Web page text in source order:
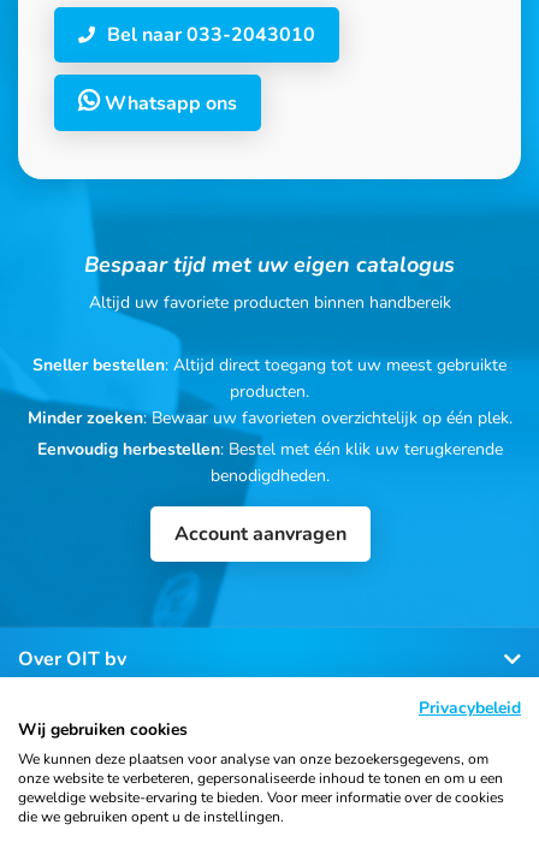
Bel naar 033-2043010
Whatsapp ons
Bespaar tijd met uw eigen catalogus
Altijd uw favoriete producten binnen handbereik
Sneller bestellen: Altijd direct toegang tot uw meest gebruikte
producten.
Minder zoeken: Bewaar uw favorieten overzichtelijk op één plek.
Eenvoudig herbestellen: Bestel met één klik uw terugkerende
benodigdheden.
Account aanvragen
Over OIT bv
Klantenservice
Contact
Privacybeleid
Wij gebruiken cookies
We kunnen deze plaatsen voor analyse van onze bezoekersgegevens, om
onze website te verbeteren, gepersonaliseerde inhoud te tonen en om u een
geweldige website-ervaring te bieden. Voor meer informatie over de cookies
die we gebruiken opent u de instellingen.